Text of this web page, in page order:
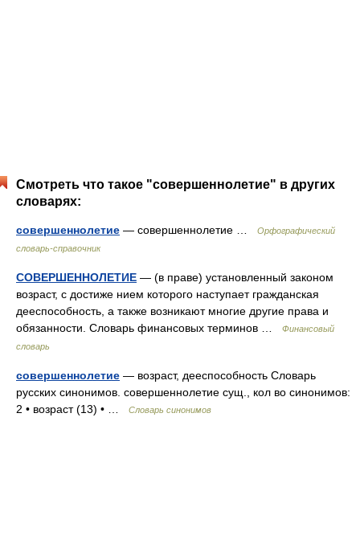
Смотреть что такое "совершеннолетие" в других
словарях:
совершеннолетие — совершеннолетие …
Орфографический
словарь-справочник
СОВЕРШЕННОЛЕТИЕ — (в праве) установленный законом
возраст, с достиже нием которого наступает гражданская
дееспособность, а также возникают многие другие права и
обязанности. Словарь финансовых терминов …
Финансовый
словарь
совершеннолетие — возраст, дееспособность Словарь
русских синонимов. совершеннолетие сущ., кол во синонимов:
2 • возраст (13) • …
Словарь синонимов